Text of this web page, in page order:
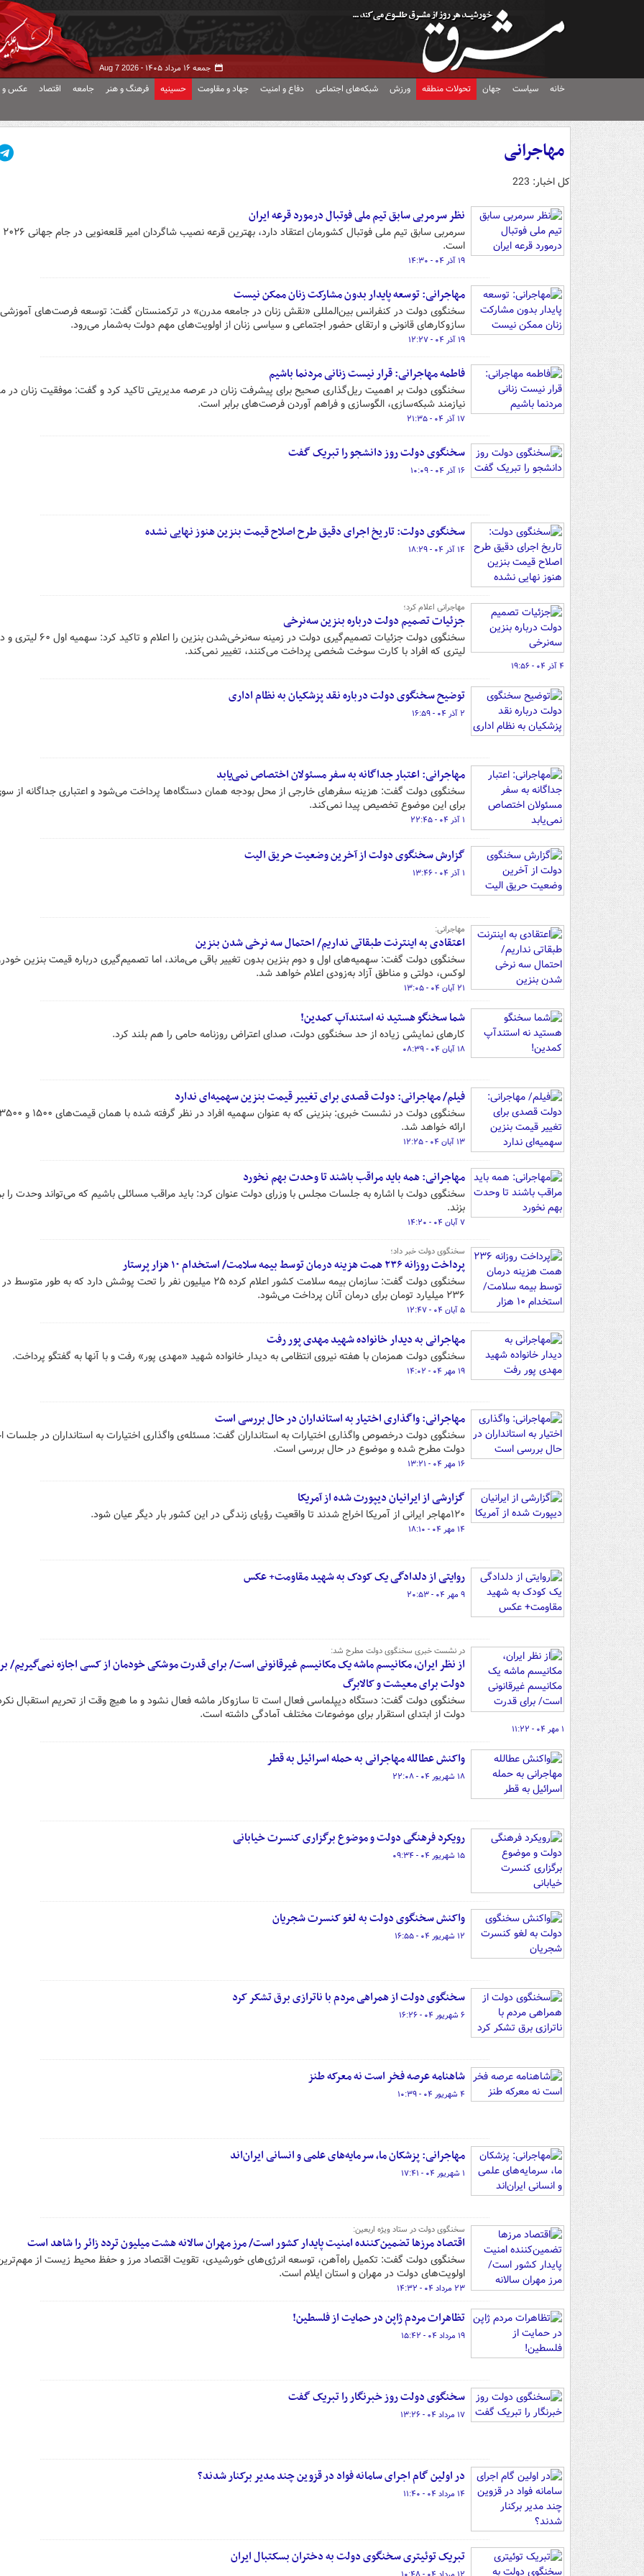
جمعه ۱۶ مرداد ۱۴۰۵ - Aug 7 2026
خانه سیاست جهان تحولات منطقه ورزش شبکه‌های اجتماعی دفاع و امنیت جهاد و مقاومت حسینیه فرهنگ و هنر جامعه اقتصاد عکس و
مهاجرانی
کل اخبار: 223
نظر سرمربی سابق تیم ملی فوتبال درمورد قرعه ایران
است.
۱۹ آذر ۰۴ - ۱۴:۳۰
مهاجرانی: توسعه پایدار بدون مشارکت زنان ممکن نیست
سخنگوی دولت در کنفرانس بین‌المللی «نقش زنان در جامعه مدرن» در ترکمنستان گفت: توسعه فرصت‌های
سازوکارهای قانونی و ارتقای حضور اجتماعی و سیاسی زنان از اولویت‌های مهم دولت به‌شمار می‌رود.
۱۹ آذر ۰۴ - ۱۲:۲۷
فاطمه مهاجرانی: قرار نیست زنانی مردنما باشیم
سخنگوی دولت بر اهمیت ریل‌گذاری صحیح برای پیشرفت زنان در عرصه مدیریتی تاکید کرد و گفت: موفقیت زنان در
نیازمند شبکه‌سازی، الگوسازی و فراهم آوردن فرصت‌های برابر است.
۱۷ آذر ۰۴ - ۲۱:۳۵
سخنگوی دولت روز دانشجو را تبریک گفت
۱۶ آذر ۰۴ - ۱۰:۰۹
سخنگوی دولت: تاریخ اجرای دقیق طرح اصلاح قیمت بنزین هنوز نهایی نشده
۱۴ آذر ۰۴ - ۱۸:۲۹
مهاجرانی اعلام کرد؛
جزئیات تصمیم دولت درباره بنزین سه‌نرخی
لیتری که افراد با کارت‌ سوخت شخصی پرداخت می‌کنند، تغییر نمی‌کند.
۴ آذر ۰۴ - ۱۹:۵۶
توضیح سخنگوی دولت درباره نقد پزشکیان به نظام اداری
۲ آذر ۰۴ - ۱۶:۵۹
مهاجرانی: اعتبار جداگانه به سفر مسئولان اختصاص نمی‌یابد
سخنگوی دولت گفت: هزینه سفرهای خارجی از محل بودجه همان دستگاه‌ها پرداخت می‌شود و اعتباری جداگانه از
برای این موضوع تخصیص پیدا نمی‌کند.
۱ آذر ۰۴ - ۲۲:۴۵
گزارش سخنگوی دولت از آخرین وضعیت حریق الیت
۱ آذر ۰۴ - ۱۳:۴۶
مهاجرانی:
اعتقادی به اینترنت طبقاتی نداریم/ احتمال سه نرخی شدن بنزین
سخنگوی دولت گفت: سهمیه‌های اول و دوم بنزین بدون تغییر باقی می‌ماند، اما تصمیم‌گیری درباره قیمت بنزین
لوکس، دولتی و مناطق آزاد به‌زودی اعلام خواهد شد.
۲۱ آبان ۰۴ - ۱۳:۰۵
شما سخنگو هستید نه استندآپ کمدین!
کارهای نمایشی زیاده از حد سخنگوی دولت، صدای اعتراض روزنامه حامی را هم بلند کرد.
۱۸ آبان ۰۴ - ۰۸:۳۹
فیلم/ مهاجرانی: دولت قصدی برای تغییر قیمت بنزین سهمیه‌ای ندارد
ارائه خواهد شد.
۱۳ آبان ۰۴ - ۱۲:۲۵
مهاجرانی: همه باید مراقب باشند تا وحدت بهم نخورد
سخنگوی دولت با اشاره به جلسات مجلس با وزرای دولت عنوان کرد: باید مراقب مسائلی باشیم که می‌تواند وحدت را
بزند.
۷ آبان ۰۴ - ۱۴:۲۰
سخنگوی دولت خبر داد؛
پرداخت روزانه ۲۳۶ همت هزینه درمان توسط بیمه سلامت/ استخدام ۱۰ هزار پرستار
سخنگوی دولت گفت: سازمان بیمه سلامت کشور اعلام کرده ۲۵ میلیون نفر را تحت پوشش دارد که به طور
۲۳۶ میلیارد تومان برای درمان آنان پرداخت می‌شود.
۵ آبان ۰۴ - ۱۲:۴۷
مهاجرانی به دیدار خانواده شهید مهدی پور رفت
سخنگوی دولت همزمان با هفته نیروی انتظامی به دیدار خانواده شهید «مهدی پور» رفت و با آنها به گفتگو پرداخت.
۱۹ مهر ۰۴ - ۱۴:۰۲
مهاجرانی: واگذاری اختیار به استانداران در حال بررسی است
سخنگوی دولت درخصوص واگذاری اختیارات به استانداران گفت: مسئله‌ی واگذاری اختیارات به استانداران در جلسات
دولت مطرح شده و موضوع در حال بررسی است.
۱۶ مهر ۰۴ - ۱۳:۲۱
گزارشی از ایرانیان دیپورت شده از آمریکا
۱۲۰مهاجر ایرانی از آمریکا اخراج شدند تا واقعیت رؤیای زندگی در این کشور بار دیگر عیان شود.
۱۴ مهر ۰۴ - ۱۸:۱۰
روایتی از دلدادگی یک کودک به شهید مقاومت+ عکس
۹ مهر ۰۴ - ۲۰:۵۳
در نشست خبری سخنگوی دولت مطرح شد:
از نظر ایران، مکانیسم ماشه یک مکانیسم غیرقانونی است/ برای قدرت موشکی خودمان از کسی اجازه نمی‌گیریم/
دولت برای معیشت و کالابرگ
سخنگوی دولت گفت: دستگاه دیپلماسی فعال است تا سازوکار ماشه فعال نشود و ما هیچ وقت از تحریم استقبال
دولت از ابتدای استقرار برای موضوعات مختلف آمادگی داشته است.
۱ مهر ۰۴ - ۱۱:۲۲
واکنش عطالله مهاجرانی به حمله اسرائیل به قطر
۱۸ شهریور ۰۴ - ۲۲:۰۸
رویکرد فرهنگی دولت و موضوع برگزاری کنسرت خیابانی
۱۵ شهریور ۰۴ - ۰۹:۳۴
واکنش سخنگوی دولت به لغو کنسرت شجریان
۱۲ شهریور ۰۴ - ۱۶:۵۵
سخنگوی دولت از همراهی مردم با ناترازی برق تشکر کرد
۶ شهریور ۰۴ - ۱۶:۲۶
شاهنامه عرصه فخر است نه معرکه طنز
۴ شهریور ۰۴ - ۱۰:۳۹
مهاجرانی: پزشکان ما، سرمایه‌های علمی و انسانی ایران‌اند
۱ شهریور ۰۴ - ۱۷:۴۱
سخنگوی دولت در ستاد ویژه اربعین:
اقتصاد مرزها تضمین‌کننده امنیت پایدار کشور است/ مرز مهران سالانه هشت میلیون تردد زائر را شاهد است
سخنگوی دولت گفت: تکمیل راه‌آهن، توسعه انرژی‌های خورشیدی، تقویت اقتصاد مرز و حفظ محیط زیست از
اولویت‌های دولت در مهران و استان ایلام است.
۲۳ مرداد ۰۴ - ۱۴:۳۲
تظاهرات مردم ژاپن در حمایت از فلسطین!
۱۹ مرداد ۰۴ - ۱۵:۴۲
سخنگوی دولت روز خبرنگار را تبریک گفت
۱۷ مرداد ۰۴ - ۱۳:۲۶
در اولین گام اجرای سامانه فواد در قزوین چند مدیر برکنار شدند؟
۱۴ مرداد ۰۴ - ۱۱:۴۰
تبریک توئیتری سخنگوی دولت به دختران بسکتبال ایران